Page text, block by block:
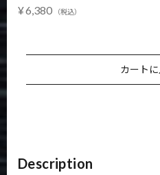
NEWS
6,380
Description